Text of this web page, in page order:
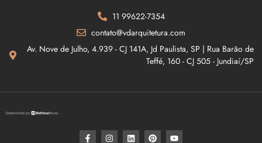
11 99622-7354
contato@vdarquitetura.com
Av. Nove de Julho, 4.939 - CJ 141A, Jd Paulista, SP | Rua Barão de
Teffé, 160 - CJ 505 - Jundiaí/SP​